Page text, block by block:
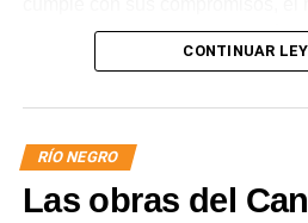
Estos fondos llegan porque Río
de desarrollo serio, con obras
El monto total del Programa es
De ese total, US$ 80 millones
recursos del Banco
CONTINUAR
RÍO NEGRO
Las obras del